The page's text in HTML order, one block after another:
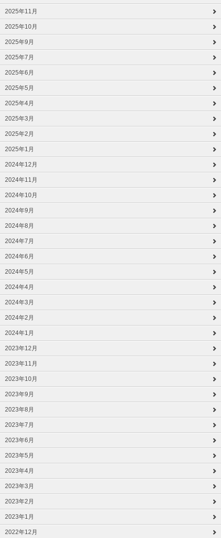
2025年11月
2025年10月
2025年9月
2025年7月
2025年6月
2025年5月
2025年4月
2025年3月
2025年2月
2025年1月
2024年12月
2024年11月
2024年10月
2024年9月
2024年8月
2024年7月
2024年6月
2024年5月
2024年4月
2024年3月
2024年2月
2024年1月
2023年12月
2023年11月
2023年10月
2023年9月
2023年8月
2023年7月
2023年6月
2023年5月
2023年4月
2023年3月
2023年2月
2023年1月
2022年12月